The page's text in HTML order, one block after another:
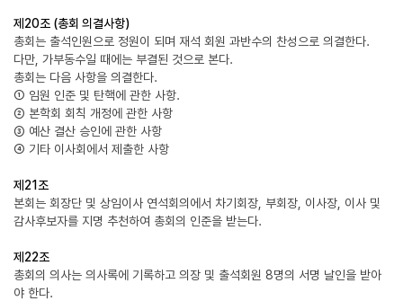
제20조 (총회 의결사항)
총회는 출석인원으로 정원이 되며 재석 회원 과반수의 찬성으로 의결한다.
다만, 가부동수일 때에는 부결된 것으로 본다.
총회는 다음 사항을 의결한다.
① 임원 인준 및 탄핵에 관한 사항.
② 본학회 회칙 개정에 관한 사항
③ 예산 결산 승인에 관한 사항
④ 기타 이사회에서 제출한 사항
제21조
본회는 회장단 및 상임이사 연석회의에서 차기회장, 부회장, 이사장, 이사 및
감사후보자를 지명 추천하여 총회의 인준을 받는다.
제22조
총회의 의사는 의사록에 기록하고 의장 및 출석회원 8명의 서명 날인을 받아
야 한다.